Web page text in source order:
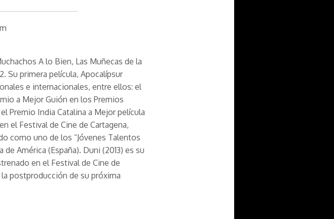
A lo Bien, Las Muñecas de la
Su primera película, Apocalípsur
e internacionales, entre ellos: el
a Mejor Guión en los Premios
Premio India Catalina a Mejor película
el Festival de Cine de Cartagena,
como uno de los “Jóvenes Talentos
América (España). Duni (2013) es su
en el Festival de Cine de
postproducción de su próxima